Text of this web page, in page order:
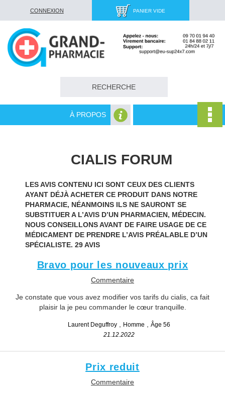
CONNEXION PANIER VIDE
À PROPOS
CIALIS FORUM
LES AVIS CONTENU ICI SONT CEUX DES CLIENTS
AYANT DÉJÀ ACHETER CE PRODUIT DANS NOTRE
PHARMACIE, NÉANMOINS ILS NE SAURONT SE
SUBSTITUER A L’AVIS D’UN PHARMACIEN, MÉDECIN.
NOUS CONSEILLONS AVANT DE FAIRE USAGE DE CE
MÉDICAMENT DE PRENDRE L’AVIS PRÉALABLE D’UN
SPÉCIALISTE. 29 AVIS
Bravo pour les nouveaux prix
Commentaire
Je constate que vous avez modifier vos tarifs du cialis, ca fait
plaisir la je peu commander le cœur tranquille.
Laurent Deguffroy Homme
Âge 56
21.12.2022
Prix reduit
Commentaire